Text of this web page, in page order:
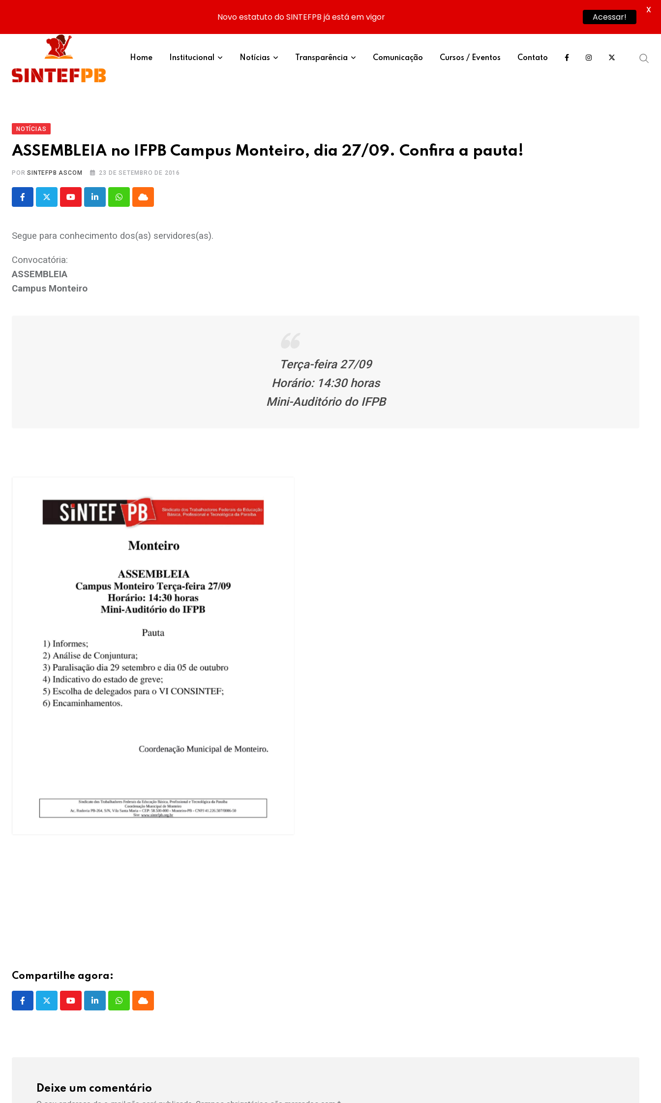
content
Home Institucional Notícias Transparência Comunicação Cursos / Eventos Contato
NOTÍCIAS
ASSEMBLEIA no IFPB Campus Monteiro, dia 27/09. Confira a pauta!
PORSINTEFPB ASCOM 23 DE SETEMBRO DE 2016
YoutubeLinkedInWhatsappCloud
Segue para conhecimento dos(as) servidores(as).
Convocatória:
ASSEMBLEIA
Campus Monteiro
Terça-feira 27/09
Horário: 14:30 horas
Mini-Auditório do IFPB
Compartilhe agora:
YoutubeLinkedInWhatsappCloud
Deixe um comentário
Novo estatuto do SINTEFPB já está em vigor Acessar!
X